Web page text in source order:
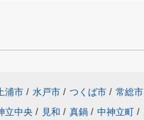
浦市 / 水戸市 / つくば市 / 常総市
立中央 / 見和 / 真鍋 / 中神立町 /